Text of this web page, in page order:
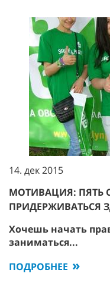
14. дек 2015
МОТИВАЦИЯ: ПЯТЬ
ПРИДЕРЖИВАТЬСЯ
Хочешь начать
заниматься...
ПОДРОБНЕЕ